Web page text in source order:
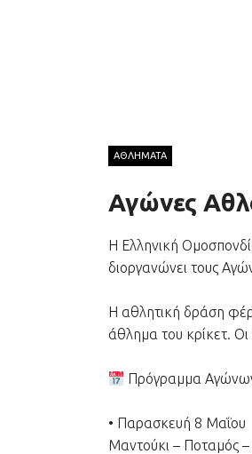
ΑΘΛΗΜΑΤΑ
Αγώνες
Η Ελληνική
διοργανώνει τους
Η αθλητική δράση
άθλημα του κρίκετ.
Πρόγραμμα
• Παρασκευή 8 Μαΐου
Μαντούκι – Ποταμός